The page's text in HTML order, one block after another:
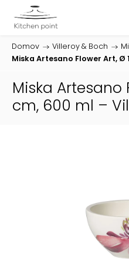
Domov / Villeroy & Boch /
Miska Artesano Flower Art, Ø
Miska Artesano
cm, 600 ml –